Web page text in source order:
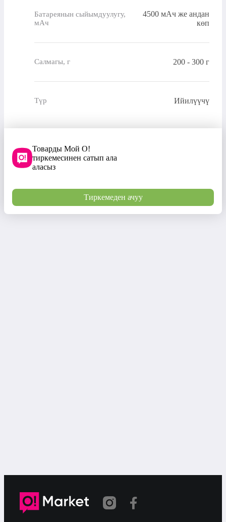
Батареянын сыйымдуулугу,
мАч
4500 мАч же андан
көп
Салмагы, г 200 - 300 г
Түр Ийилүүчү
Товарды Мой О!
тиркемесинен сатып ала
аласыз
Тиркемеден ачуу